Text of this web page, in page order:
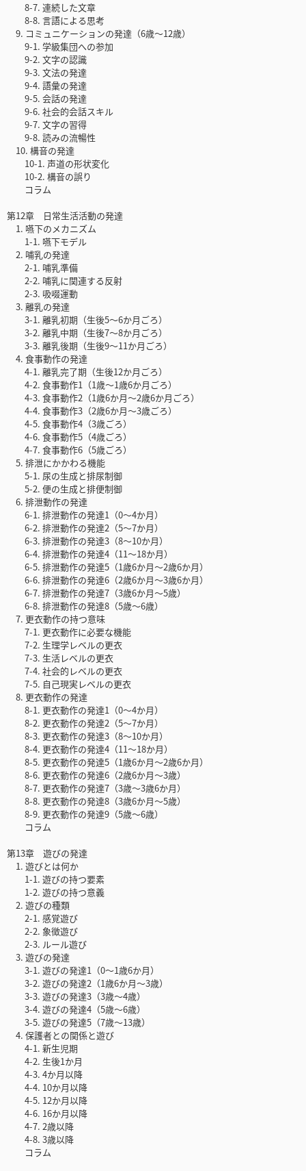
8-7. 連続した文章
8-8. 言語による思考
9. コミュニケーションの発達（6歳〜12歳）
9-1. 学級集団への参加
9-2. 文字の認識
9-3. 文法の発達
9-4. 語彙の発達
9-5. 会話の発達
9-6. 社会的会話スキル
9-7. 文字の習得
9-8. 読みの流暢性
10. 構音の発達
10-1. 声道の形状変化
10-2. 構音の誤り
コラム
第12章 日常生活活動の発達
1. 嚥下のメカニズム
1-1. 嚥下モデル
2. 哺乳の発達
2-1. 哺乳準備
2-2. 哺乳に関連する反射
2-3. 吸啜運動
3. 離乳の発達
3-1. 離乳初期（生後5〜6か月ごろ）
3-2. 離乳中期（生後7〜8か月ごろ）
3-3. 離乳後期（生後9〜11か月ごろ）
4. 食事動作の発達
4-1. 離乳完了期（生後12か月ごろ）
4-2. 食事動作1（1歳〜1歳6か月ごろ）
4-3. 食事動作2（1歳6か月〜2歳6か月ごろ）
4-4. 食事動作3（2歳6か月〜3歳ごろ）
4-5. 食事動作4（3歳ごろ）
4-6. 食事動作5（4歳ごろ）
4-7. 食事動作6（5歳ごろ）
5. 排泄にかかわる機能
5-1. 尿の生成と排尿制御
5-2. 便の生成と排便制御
6. 排泄動作の発達
6-1. 排泄動作の発達1（0〜4か月）
6-2. 排泄動作の発達2（5〜7か月）
6-3. 排泄動作の発達3（8〜10か月）
6-4. 排泄動作の発達4（11〜18か月）
6-5. 排泄動作の発達5（1歳6か月〜2歳6か月）
6-6. 排泄動作の発達6（2歳6か月〜3歳6か月）
6-7. 排泄動作の発達7（3歳6か月〜5歳）
6-8. 排泄動作の発達8（5歳〜6歳）
7. 更衣動作の持つ意味
7-1. 更衣動作に必要な機能
7-2. 生理学レベルの更衣
7-3. 生活レベルの更衣
7-4. 社会的レベルの更衣
7-5. 自己現実レベルの更衣
8. 更衣動作の発達
8-1. 更衣動作の発達1（0〜4か月）
8-2. 更衣動作の発達2（5〜7か月）
8-3. 更衣動作の発達3（8〜10か月）
8-4. 更衣動作の発達4（11〜18か月）
8-5. 更衣動作の発達5（1歳6か月〜2歳6か月）
8-6. 更衣動作の発達6（2歳6か月〜3歳）
8-7. 更衣動作の発達7（3歳〜3歳6か月）
8-8. 更衣動作の発達8（3歳6か月〜5歳）
8-9. 更衣動作の発達9（5歳〜6歳）
コラム
第13章 遊びの発達
1. 遊びとは何か
1-1. 遊びの持つ要素
1-2. 遊びの持つ意義
2. 遊びの種類
2-1. 感覚遊び
2-2. 象徴遊び
2-3. ルール遊び
3. 遊びの発達
3-1. 遊びの発達1（0〜1歳6か月）
3-2. 遊びの発達2（1歳6か月〜3歳）
3-3. 遊びの発達3（3歳〜4歳）
3-4. 遊びの発達4（5歳〜6歳）
3-5. 遊びの発達5（7歳〜13歳）
4. 保護者との関係と遊び
4-1. 新生児期
4-2. 生後1か月
4-3. 4か月以降
4-4. 10か月以降
4-5. 12か月以降
4-6. 16か月以降
4-7. 2歳以降
4-8. 3歳以降
コラム